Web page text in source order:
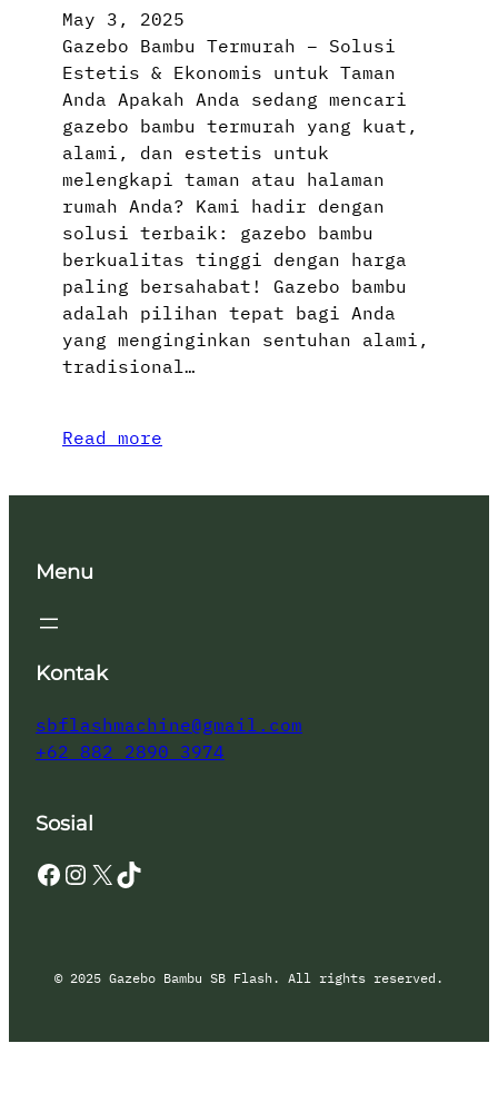
May 3, 2025
Gazebo Bambu Termurah – Solusi
Estetis & Ekonomis untuk Taman
Anda Apakah Anda sedang mencari
gazebo bambu termurah yang kuat,
alami, dan estetis untuk
melengkapi taman atau halaman
rumah Anda? Kami hadir dengan
solusi terbaik: gazebo bambu
berkualitas tinggi dengan harga
paling bersahabat! Gazebo bambu
adalah pilihan tepat bagi Anda
yang menginginkan sentuhan alami,
tradisional…
Read more
Menu
Kontak
sbflashmachine@gmail.com
+62 882 2890 3974
Sosial
Facebook Instagram X TikTok
© 2025 Gazebo Bambu SB Flash. All rights reserved.